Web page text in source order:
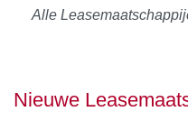
Alle
Nieuwe